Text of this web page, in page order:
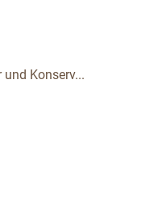
Konserv...